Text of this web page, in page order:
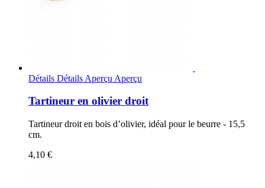
Détails Détails Aperçu Aperçu
Tartineur en olivier droit
Tartineur droit en bois d’olivier, idéal pour le beurre - 15,5
cm.
4,10 €